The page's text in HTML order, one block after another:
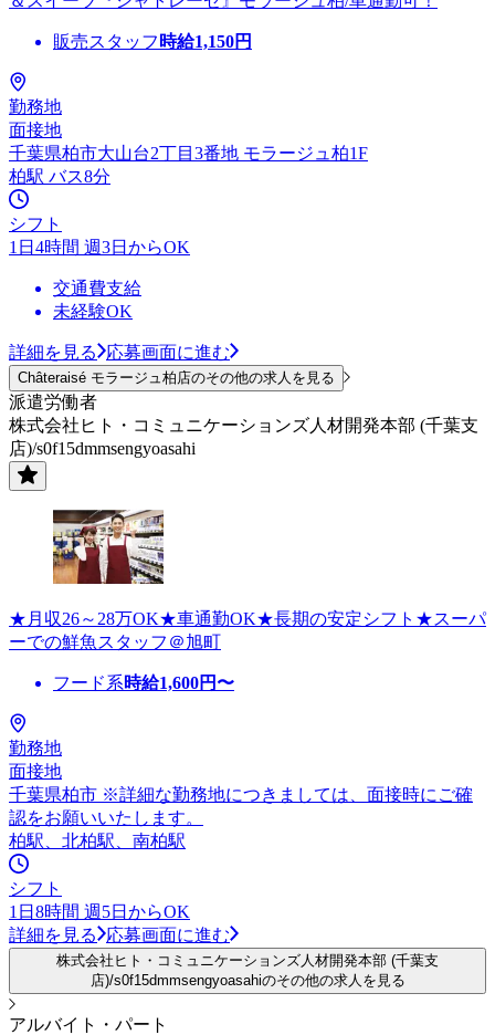
販売スタッフ 時給1,150円
勤務地
面接地
千葉県柏市大山台2丁目3番地 モラージュ柏1F
柏駅 バス8分
シフト
1日4時間 週3日からOK
交通費支給
未経験OK
詳細を見る 応募画面に進む
Châteraisé モラージュ柏店のその他の求人を見る
派遣労働者
株式会社ヒト・コミュニケーションズ人材開発本部 (千葉支
店)/s0f15dmmsengyoasahi
★月収26～28万OK★車通勤OK★長期の安定シフト★スーパ
ーでの鮮魚スタッフ＠旭町
フード系時給1,600円〜
勤務地
面接地
千葉県柏市 ※詳細な勤務地につきましては、面接時にご確
認をお願いいたします。
柏駅、北柏駅、南柏駅
シフト
1日8時間 週5日からOK
詳細を見る
応募画面に進む
株式会社ヒト・コミュニケーションズ人材開発本部 (千葉支
店)/s0f15dmmsengyoasahiのその他の求人を見る
アルバイト・パート